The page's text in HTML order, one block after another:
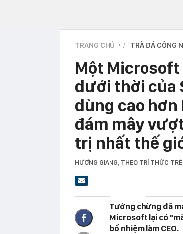
TRANG CHỦ › TRÀ ĐÁ CÔNG
Một
dưới thời của
dùng cao
đám mây
trị nhất thế
HƯƠNG GIANG , THEO TRÍ THỨC TRẺ
Tưởng chừng đã
Microsoft lại có
bổ nhiệm làm CEO.